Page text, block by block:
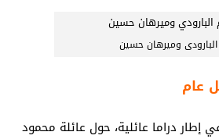
البارودى وميرهان حسين
عام
دراما عائلية، حول عائلة محمود